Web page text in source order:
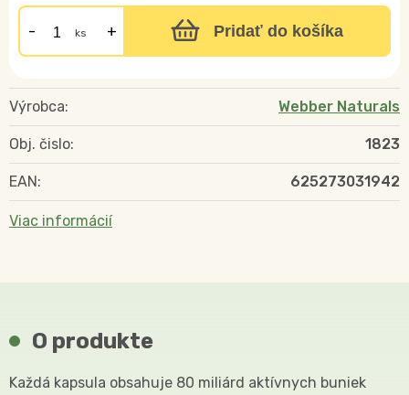
ks Pridať do košíka
Výrobca: Webber Naturals
Obj. čislo: 1823
EAN: 625273031942
Viac informácií
O produkte
Každá kapsula obsahuje 80 miliárd aktívnych buniek